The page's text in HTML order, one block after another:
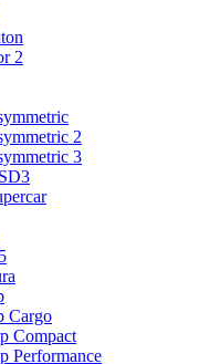
2
2
3
Cargo
Compact
Performance